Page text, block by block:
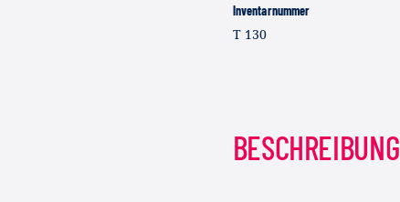
Inventarnummer
T 130
BESCHREIBUNG